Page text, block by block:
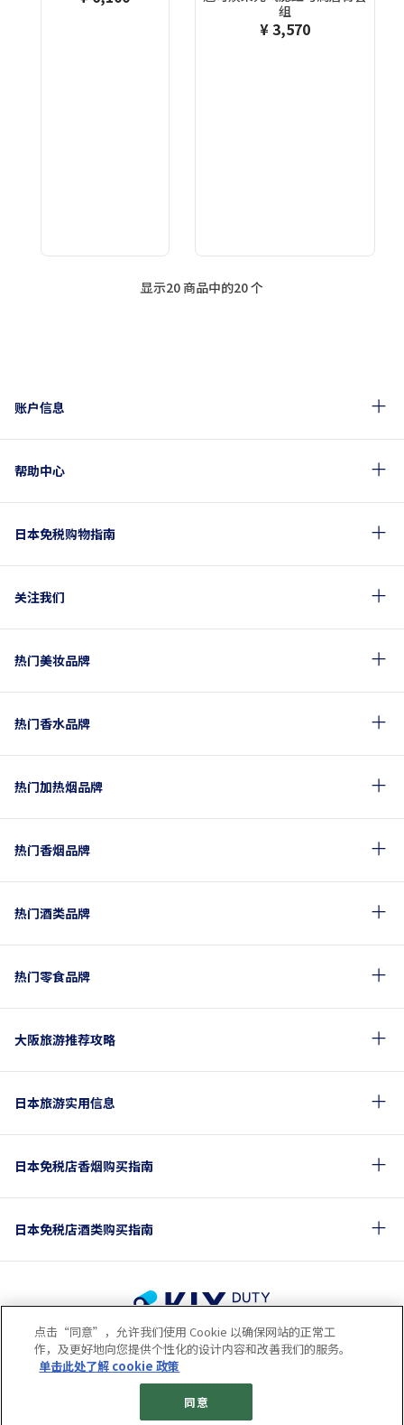
组
¥ 3,570
显示20 商品中的20 个
账户信息
帮助中心
日本免税购物指南
关注我们
热门美妆品牌
热门香水品牌
热门加热烟品牌
热门香烟品牌
热门酒类品牌
热门零食品牌
大阪旅游推荐攻略
日本旅游实用信息
日本免税店香烟购买指南
日本免税店酒类购买指南
© 2023 Kansai Airports Retail & Services All rights reserved.
使用条款 隐私保护条款
Cookie政策
关于社交媒体使用规章
点击“同意”，允许我们使用 Cookie 以确保网站的正常工
作，及更好地向您提供个性化的设计内容和改善我们的服务。
单击此处了解 cookie 政策
同意